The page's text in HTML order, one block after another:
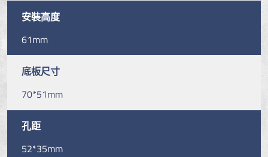
安裝高度
61mm
底板尺寸
70*51mm
孔距
52*35mm